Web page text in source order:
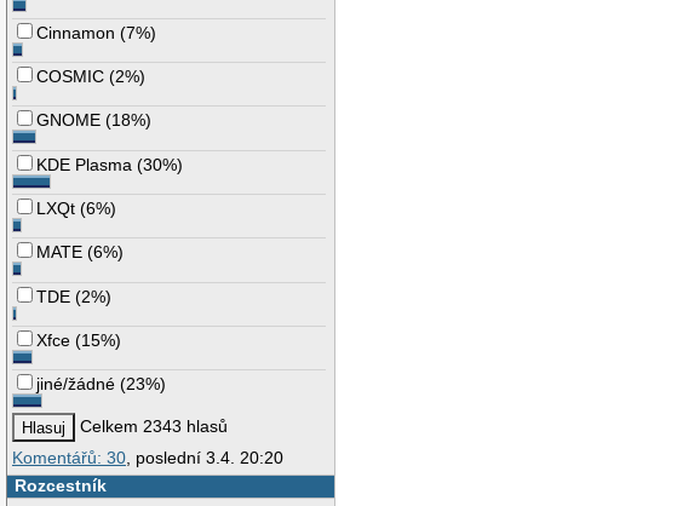
Cinnamon (7%)
COSMIC (2%)
GNOME (18%)
KDE Plasma (30%)
LXQt (6%)
MATE (6%)
TDE (2%)
Xfce (15%)
jiné/žádné (23%)
Celkem 2343 hlasů
Komentářů: 30 , poslední 3.4. 20:20
Rozcestník